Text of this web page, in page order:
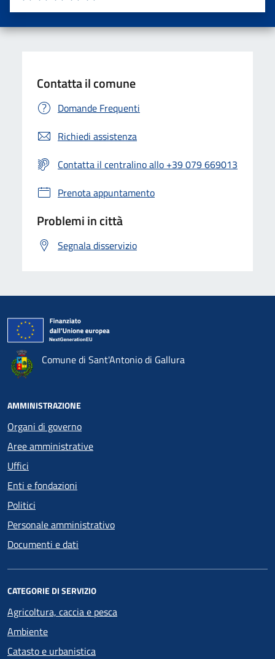
Valuta 5 stelle su 5
Valuta 4 stelle su 5
Valuta 3 stelle su 5
Valuta 2 stelle su 5
Valuta una stella su 5
Contatta il comune
Domande Frequenti
Richiedi assistenza
Contatta il centralino allo +39 079 669013
Prenota appuntamento
Problemi in città
Segnala disservizio
Comune di Sant'Antonio di Gallura
AMMINISTRAZIONE
Organi di governo
Aree amministrative
Uffici
Enti e fondazioni
Politici
Personale amministrativo
Documenti e dati
CATEGORIE DI SERVIZIO
Agricoltura, caccia e pesca
Ambiente
Catasto e urbanistica